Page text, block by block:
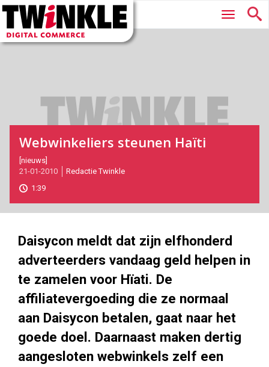
Twinkle
Digital
Commerce
Hoofdmenu
Webwinkeliers steunen Haïti
2010-
01-
21T11:03:00
2017-
05-
[nieuws]
21-01-2010
Redactie Twinkle
1:39
Daisycon meldt dat zijn elfhonderd
adverteerders vandaag geld helpen in
te zamelen voor Hïati. De
affiliatevergoeding die ze normaal
aan Daisycon betalen, gaat naar het
goede doel. Daarnaast maken dertig
aangesloten webwinkels zelf een